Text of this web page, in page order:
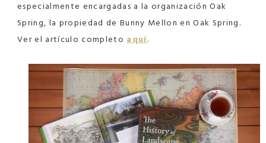
especialmente encargadas a la organización Oak
Spring, la propiedad de Bunny Mellon en Oak Spring.
Ver el artículo completoaquí.